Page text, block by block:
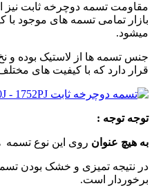
مقاومت تسمه دوچرخه ثابت نیز
بازار تمامی تسمه های موجود با
میشود.
جنس تسمه ها از لاستیک بوده و
قرار دارد که با کیفیت های
توجه توجه :
به هیچ عنوان روی این نوع تسمه
در نتیجه تمیزی و خشک بودن
برخوردار است.